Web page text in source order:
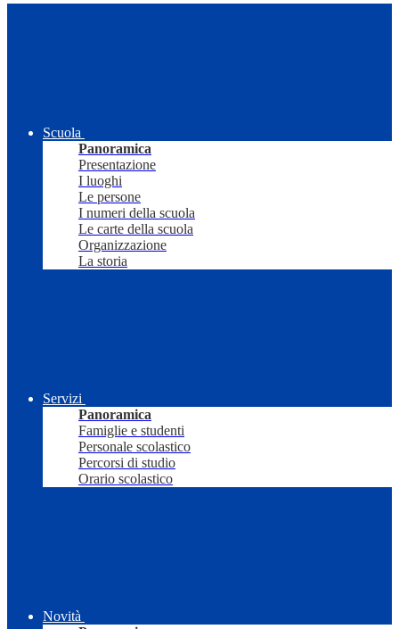
Scuola
Panoramica
Presentazione
I luoghi
Le persone
I numeri della scuola
Le carte della scuola
Organizzazione
La storia
Servizi
Panoramica
Famiglie e studenti
Personale scolastico
Percorsi di studio
Orario scolastico
Novità